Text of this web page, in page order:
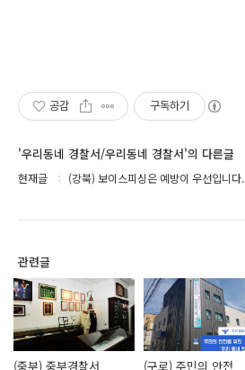
공감 구독하기
'우리동네 경찰서/우리동네 경찰서'의 다른글
현재글 (강북) 보이스피싱은 예방이 우선입니다.
관련글
(중부) 중부경찰서 (구로) 주민의 안전